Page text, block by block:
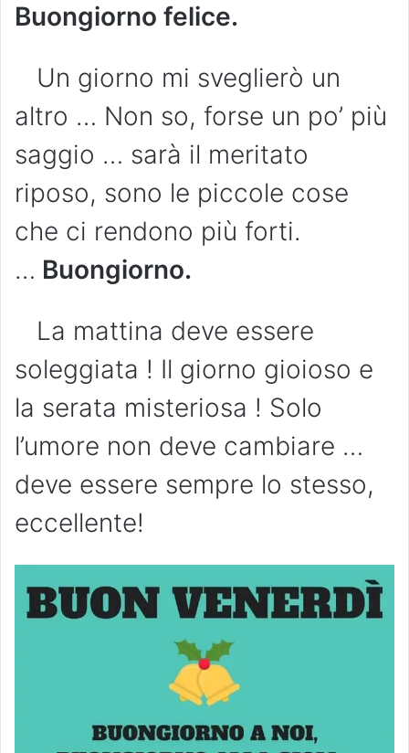
Buongiorno felice.
Un giorno mi sveglierò un
altro … Non so, forse un po’ più
saggio … sarà il meritato
riposo, sono le piccole cose
che ci rendono più forti.
… Buongiorno.
La mattina deve essere
soleggiata ! Il giorno gioioso e
la serata misteriosa ! Solo
l’umore non deve cambiare …
deve essere sempre lo stesso,
eccellente!